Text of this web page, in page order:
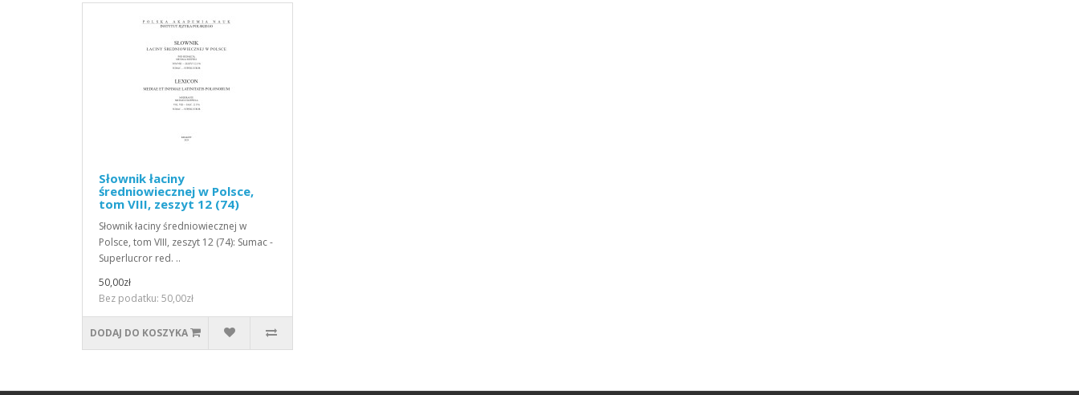
Słownik łaciny
średniowiecznej w Polsce,
tom VIII, zeszyt 12 (74)
Słownik łaciny średniowiecznej w
Polsce, tom VIII, zeszyt 12 (74): Sumac -
Superlucror red. ..
50,00zł
Bez podatku: 50,00zł
DODAJ DO KOSZYKA